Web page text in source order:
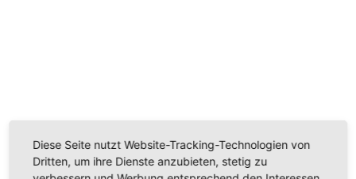
Wir verwenden einen Service eines Drittanbieters, um
Videoinhalte einzubetten. Dieser Service kann Daten
zu Ihren Aktivitäten sammeln. Bitte lesen Sie die Details
durch und stimmen Sie der Nutzung des Service zu,
Diese Seite nutzt Website-Tracking-Technologien von
Dritten, um ihre Dienste anzubieten, stetig zu